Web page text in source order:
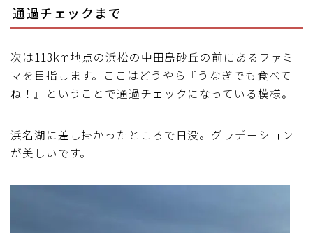
通過チェックまで
次は113km地点の浜松の中田島砂丘の前にあるファミ
マを目指します。ここはどうやら『うなぎでも食べて
ね！』ということで通過チェックになっている模様。
浜名湖に差し掛かったところで日没。グラデーション
が美しいです。